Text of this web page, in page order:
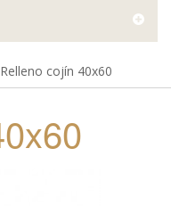
Relleno cojín 40x60